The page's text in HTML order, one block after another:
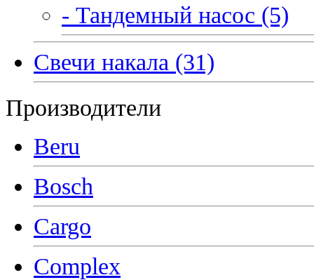
- Тандемный насос (5)
Свечи накала (31)
Производители
Beru
Bosch
Cargo
Complex